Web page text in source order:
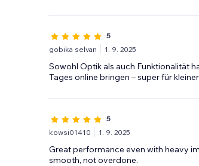
5
gobika selvan
1. 9. 2025
Sowohl Optik als auch Funktionalität
Tages online bringen – super für
5
kowsi01410
1. 9. 2025
Great performance even with heavy
smooth, not overdone.